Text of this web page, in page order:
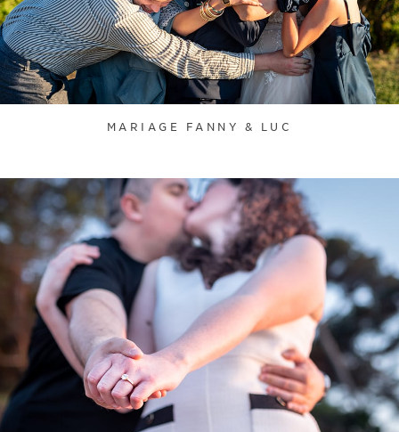
MARIAGE FANNY & LUC